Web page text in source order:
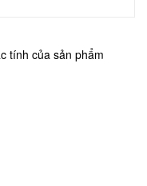
tính của sản phẩm